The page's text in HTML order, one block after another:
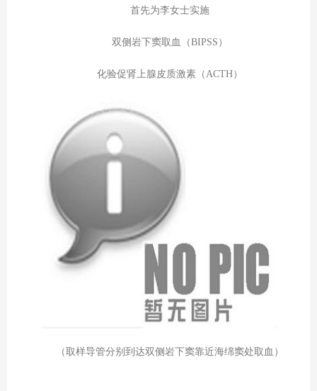
首先为李女士实施
双侧岩下窦取血（BIPSS）
化验促肾上腺皮质激素（ACTH）
（取样导管分别到达双侧岩下窦靠近海绵窦处取血）